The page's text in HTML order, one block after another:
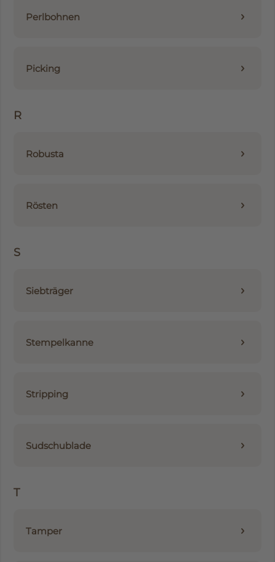
Perlbohnen
Picking
R
Robusta
Rösten
S
Siebträger
Stempelkanne
Stripping
Sudschublade
T
Tamper